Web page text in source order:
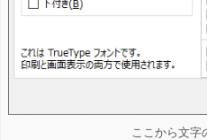
ここから文字